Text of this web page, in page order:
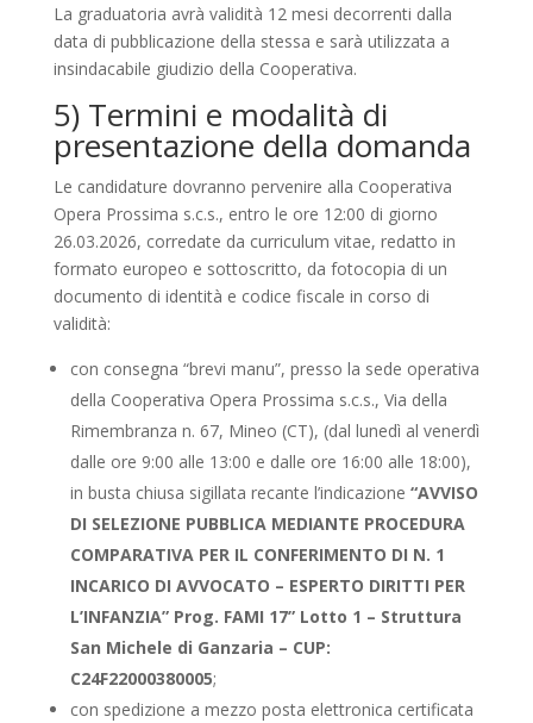
La graduatoria avrà validità 12 mesi decorrenti dalla
data di pubblicazione della stessa e sarà utilizzata a
insindacabile giudizio della Cooperativa.
5) Termini e modalità di
presentazione della domanda
Le candidature dovranno pervenire alla Cooperativa
Opera Prossima s.c.s., entro le ore 12:00 di giorno
26.03.2026, corredate da curriculum vitae, redatto in
formato europeo e sottoscritto, da fotocopia di un
documento di identità e codice fiscale in corso di
validità:
con consegna “brevi manu”, presso la sede operativa
della Cooperativa Opera Prossima s.c.s., Via della
Rimembranza n. 67, Mineo (CT), (dal lunedì al venerdì
dalle ore 9:00 alle 13:00 e dalle ore 16:00 alle 18:00),
in busta chiusa sigillata recante l’indicazione “AVVISO
DI SELEZIONE PUBBLICA MEDIANTE PROCEDURA
COMPARATIVA PER IL CONFERIMENTO DI N. 1
INCARICO DI AVVOCATO – ESPERTO DIRITTI PER
L’INFANZIA” Prog. FAMI 17” Lotto 1 – Struttura
San Michele di Ganzaria – CUP:
C24F22000380005;
con spedizione a mezzo posta elettronica certificata